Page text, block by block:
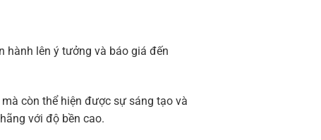
hành lên ý tưởng và báo giá đến
còn thể hiện được sự sáng tạo và
với độ bền cao.